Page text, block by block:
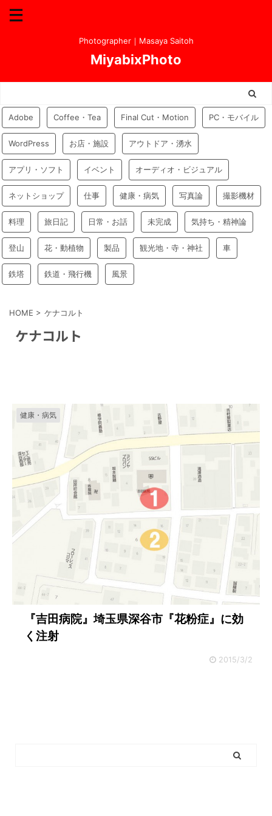
Photographer｜Masaya Saitoh
MiyabixPhoto
Adobe Coffee・Tea Final Cut・Motion PC・モバイル
WordPress お店・施設 アウトドア・湧水
アプリ・ソフト イベント オーディオ・ビジュアル
ネットショップ 仕事 健康・病気 写真論 撮影機材
料理 旅日記 日常・お話 未完成 気持ち・精神論
登山 花・動植物 製品 観光地・寺・神社 車
鉄塔 鉄道・飛行機 風景
HOME > ケナコルト
ケナコルト
健康・病気
『吉田病院』埼玉県深谷市『花粉症』に効
く注射
2015/3/2